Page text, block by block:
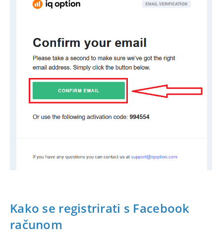
Kako se registrirati s Facebook
računom